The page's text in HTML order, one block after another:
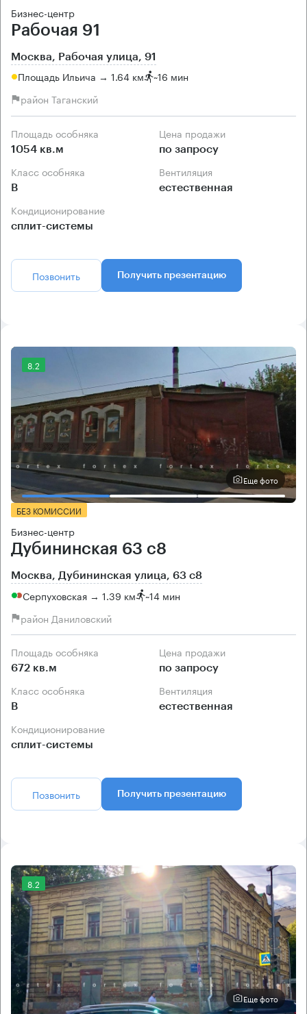
Бизнес-центр
Рабочая 91
Москва, Рабочая улица, 91
Площадь Ильича → 1.64 км ~16 мин
район Таганский
Площадь особняка
1054 кв.м
Цена продажи
по запросу
Класс особняка
B
Вентиляция
естественная
Кондиционирование
сплит-системы
Позвонить Получить презентацию
8.2
Еще фото
БЕЗ КОМИССИИ
Бизнес-центр
Дубининская 63 с8
Москва, Дубининская улица, 63 с8
Серпуховская → 1.39 км ~14 мин
район Даниловский
Площадь особняка
672 кв.м
Цена продажи
по запросу
Класс особняка
B
Вентиляция
естественная
Кондиционирование
сплит-системы
Позвонить Получить презентацию
8.2
Еще фото